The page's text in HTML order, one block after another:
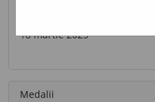
18 martie 2025
Medalii